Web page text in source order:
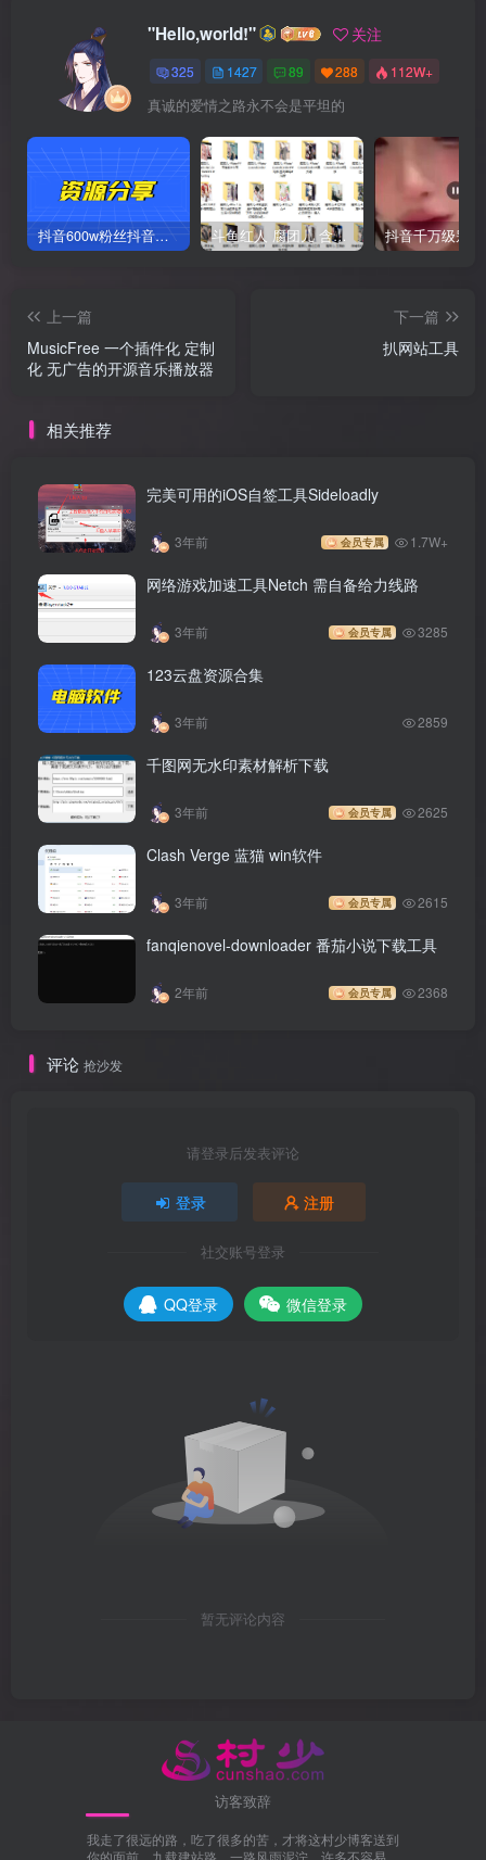
"Hello,world!" 关注
325 1427 89 288 112W+
真诚的爱情之路永不会是平坦的
抖音600w粉丝抖音网红痞幼一手资料 877P 500M 含私拍 斗鱼红人 腐团儿 含付费 大尺写真 32套
上一篇
MusicFree 一个插件化 定制
化 无广告的开源音乐播放器
下一篇
扒网站工具
相关推荐
完美可用的iOS自签工具Sideloadly
3年前 会员专属 1.7W+
网络游戏加速工具Netch 需自备给力线路
3年前 会员专属 3285
123云盘资源合集
3年前 2859
千图网无水印素材解析下载
3年前 会员专属 2625
Clash Verge 蓝猫 win软件
3年前 会员专属 2615
fanqienovel-downloader 番茄小说下载工具
2年前 会员专属 2368
评论 抢沙发
请登录后发表评论
登录 注册
社交账号登录
QQ登录 微信登录
暂无评论内容
访客致辞
我走了很远的路，吃了很多的苦，才将这村少博客送到
你的面前。九载建站路，一路风雨泥泞，许多不容易。